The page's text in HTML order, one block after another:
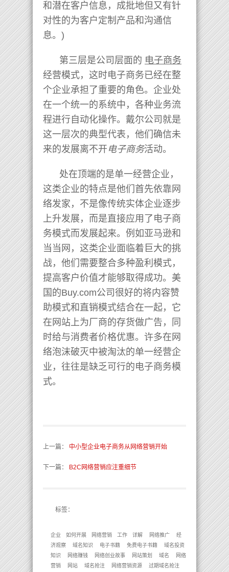
和潜在客户信息，成批地但又有针
对性的为客户定制产品和沟通信
息。)
第三层是公司层面的 电子商务
经营模式，这时电子商务已经在整
个企业承担了重要的角色。企业处
在一个统一的系统中，各种业务流
程进行自动化操作。戴尔公司就是
这一层次的典型代表，他们确信未
来的发展离不开 电子商务活动。
处在顶端的是单一经营企业，
这类企业的特点是他们首先依靠网
络发家，不是像传统实体企业逐步
上升发展，而是直接应用了电子商
务模式而发展起来。例如亚马逊和
当当网，这类企业面临着巨大的挑
战，他们需要整合多种盈利模式，
提高客户价值才能够取得成功。美
国的Buy.com公司很好的将内容赞
助模式和直销模式结合在一起，它
在网站上为厂商的存货做广告，同
时给与消费者价格优惠。许多在网
络泡沫破灭中被淘汰的单一经营企
业，往往是缺乏可行的电子商务模
式。
上一篇 ： 中小型企业电子商务从网络营销开始
下一篇 ： B2C网络营销应注重细节
标签：
企业 如何开展 网络营销 工作 详解 网络推广
经
济观察
域名知识 电子书籍 免费电子书籍
域名投资
知识
网络赚钱 网络创业故事 网站策划 域名
网络
营销
网站 域名抢注 网络营销资源 过期域名抢注